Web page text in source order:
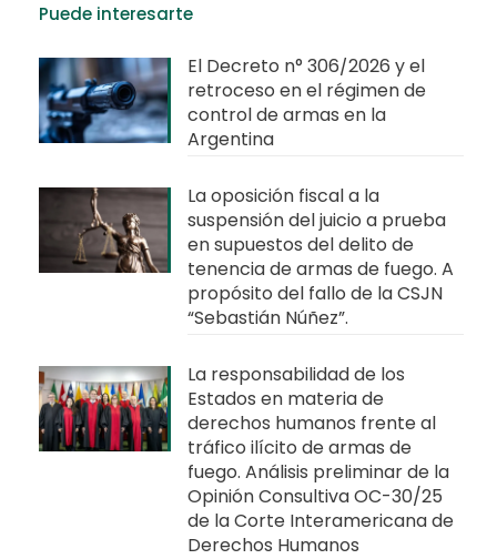
Puede interesarte
El Decreto n° 306/2026 y el
retroceso en el régimen de
control de armas en la
Argentina
La oposición fiscal a la
suspensión del juicio a prueba
en supuestos del delito de
tenencia de armas de fuego. A
propósito del fallo de la CSJN
“Sebastián Núñez”.
La responsabilidad de los
Estados en materia de
derechos humanos frente al
tráfico ilícito de armas de
fuego. Análisis preliminar de la
Opinión Consultiva OC-30/25
de la Corte Interamericana de
Derechos Humanos